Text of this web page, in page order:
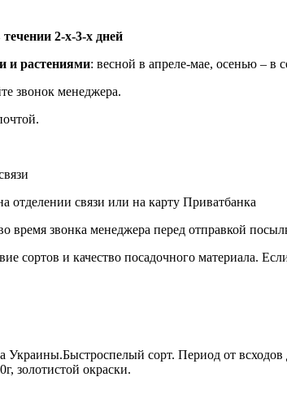
2-х-3-х дней
и растениями: весной в апреле-мае, осенью – в
звонок менеджера.
отделении связи или на карту Приватбанка
время звонка менеджера перед отправкой
сортов и качество посадочного материала.
Украины.Быстроспелый сорт. Период от
золотистой окраски.